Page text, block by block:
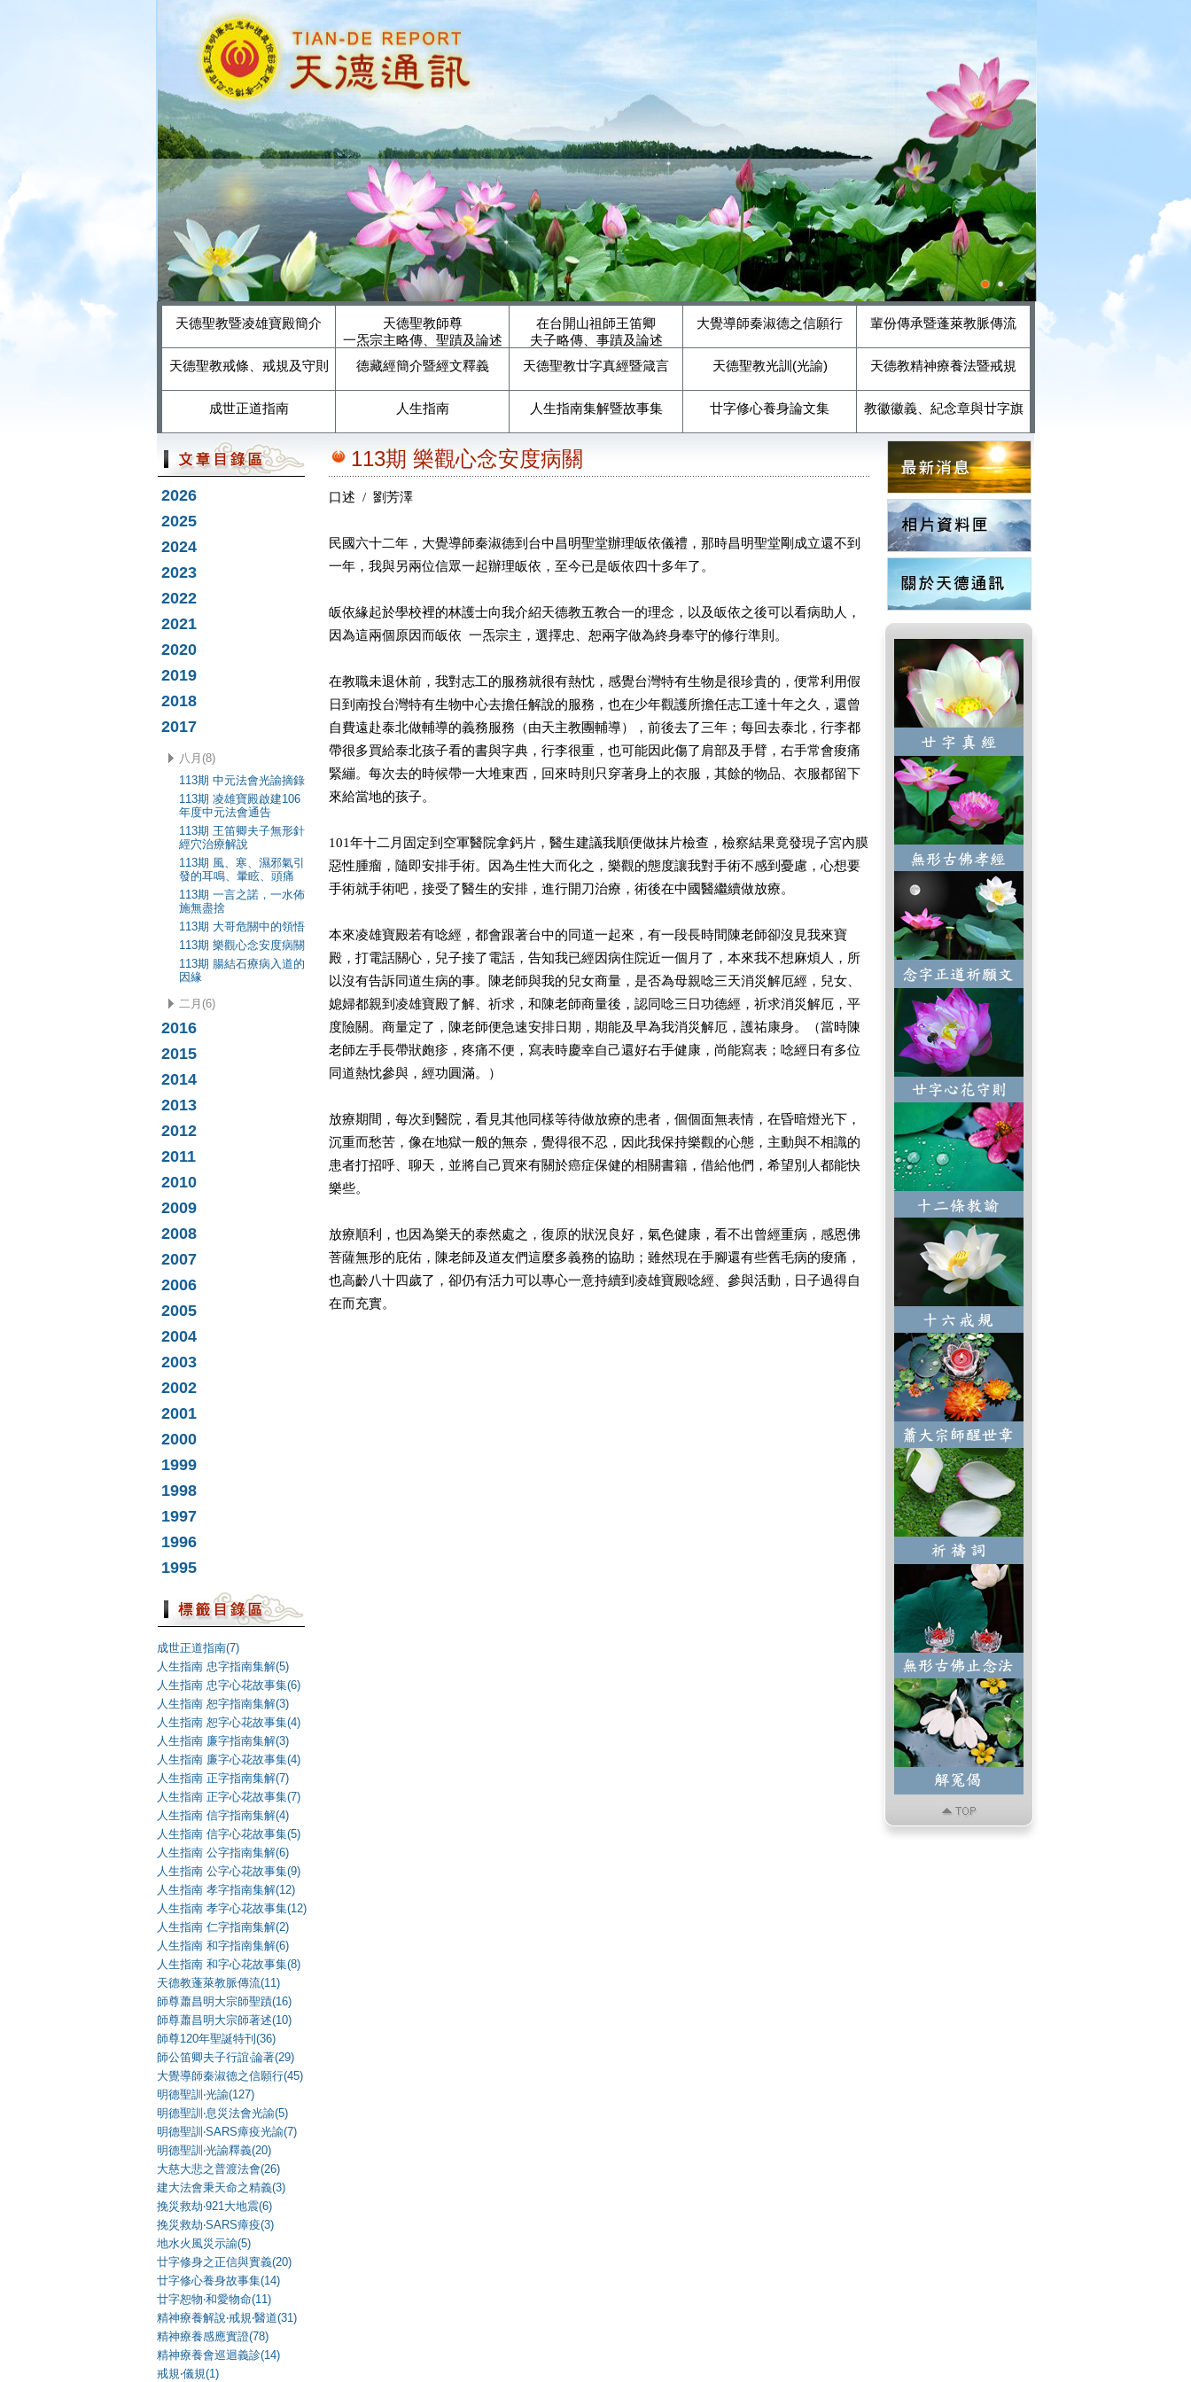
天德聖教暨凌雄寶殿簡介
天德聖教師尊
一炁宗主略傳、聖蹟及論述
在台開山祖師王笛卿
夫子略傳、事蹟及論述
大覺導師秦淑德之信願行 輩份傳承暨蓬萊教脈傳流
天德聖教戒條、戒規及守則 德藏經簡介暨經文釋義 天德聖教廿字真經暨箴言 天德聖教光訓(光諭) 天德教精神療養法暨戒規
成世正道指南 人生指南 人生指南集解暨故事集 廿字修心養身論文集 教徽徽義、紀念章與廿字旗
2026
2025
2024
2023
2022
2021
2020
2019
2018
2017
八月(8)
113期 中元法會光諭摘錄
113期 凌雄寶殿啟建106
年度中元法會通告
113期 王笛卿夫子無形針
經穴治療解說
113期 風、寒、濕邪氣引
發的耳鳴、暈眩、頭痛
113期 一言之諾，一水佈
施無盡捨
113期 大哥危關中的領悟
113期 樂觀心念安度病關
113期 腸結石療病入道的
因緣
二月(6)
2016
2015
2014
2013
2012
2011
2010
2009
2008
2007
2006
2005
2004
2003
2002
2001
2000
1999
1998
1997
1996
1995
成世正道指南(7)
人生指南 忠字指南集解(5)
人生指南 忠字心花故事集(6)
人生指南 恕字指南集解(3)
人生指南 恕字心花故事集(4)
人生指南 廉字指南集解(3)
人生指南 廉字心花故事集(4)
人生指南 正字指南集解(7)
人生指南 正字心花故事集(7)
人生指南 信字指南集解(4)
人生指南 信字心花故事集(5)
人生指南 公字指南集解(6)
人生指南 公字心花故事集(9)
人生指南 孝字指南集解(12)
人生指南 孝字心花故事集(12)
人生指南 仁字指南集解(2)
人生指南 和字指南集解(6)
人生指南 和字心花故事集(8)
天德教蓬萊教脈傳流(11)
師尊蕭昌明大宗師聖蹟(16)
師尊蕭昌明大宗師著述(10)
師尊120年聖誕特刊(36)
師公笛卿夫子行誼‧論著(29)
大覺導師秦淑德之信願行(45)
明德聖訓‧光諭(127)
明德聖訓‧息災法會光諭(5)
明德聖訓‧SARS瘴疫光諭(7)
明德聖訓‧光諭釋義(20)
大慈大悲之普渡法會(26)
建大法會秉天命之精義(3)
挽災救劫‧921大地震(6)
挽災救劫‧SARS瘴疫(3)
地水火風災示諭(5)
廿字修身之正信與實義(20)
廿字修心養身故事集(14)
廿字恕物‧和愛物命(11)
精神療養解說‧戒規‧醫道(31)
精神療養感應實證(78)
精神療養會巡迴義診(14)
戒規‧儀規(1)
113期 樂觀心念安度病關
口述 / 劉芳澤
民國六十二年，大覺導師秦淑德到台中昌明聖堂辦理皈依儀禮，那時昌明聖堂剛成立還不到
一年，我與另兩位信眾一起辦理皈依，至今已是皈依四十多年了。
皈依緣起於學校裡的林護士向我介紹天德教五教合一的理念，以及皈依之後可以看病助人，
因為這兩個原因而皈依 一炁宗主，選擇忠、恕兩字做為終身奉守的修行準則。
在教職未退休前，我對志工的服務就很有熱忱，感覺台灣特有生物是很珍貴的，便常利用假
日到南投台灣特有生物中心去擔任解說的服務，也在少年觀護所擔任志工達十年之久，還曾
自費遠赴泰北做輔導的義務服務（由天主教團輔導），前後去了三年；每回去泰北，行李都
帶很多買給泰北孩子看的書與字典，行李很重，也可能因此傷了肩部及手臂，右手常會痠痛
緊繃。每次去的時候帶一大堆東西，回來時則只穿著身上的衣服，其餘的物品、衣服都留下
來給當地的孩子。
101年十二月固定到空軍醫院拿鈣片，醫生建議我順便做抹片檢查，檢察結果竟發現子宮內膜
惡性腫瘤，隨即安排手術。因為生性大而化之，樂觀的態度讓我對手術不感到憂慮，心想要
手術就手術吧，接受了醫生的安排，進行開刀治療，術後在中國醫繼續做放療。
本來凌雄寶殿若有唸經，都會跟著台中的同道一起來，有一段長時間陳老師卻沒見我來寶
殿，打電話關心，兒子接了電話，告知我已經因病住院近一個月了，本來我不想麻煩人，所
以沒有告訴同道生病的事。陳老師與我的兒女商量，是否為母親唸三天消災解厄經，兒女、
媳婦都親到凌雄寶殿了解、祈求，和陳老師商量後，認同唸三日功德經，祈求消災解厄，平
度險關。商量定了，陳老師便急速安排日期，期能及早為我消災解厄，護祐康身。（當時陳
老師左手長帶狀皰疹，疼痛不便，寫表時慶幸自己還好右手健康，尚能寫表；唸經日有多位
同道熱忱參與，經功圓滿。）
放療期間，每次到醫院，看見其他同樣等待做放療的患者，個個面無表情，在昏暗燈光下，
沉重而愁苦，像在地獄一般的無奈，覺得很不忍，因此我保持樂觀的心態，主動與不相識的
患者打招呼、聊天，並將自己買來有關於癌症保健的相關書籍，借給他們，希望別人都能快
樂些。
放療順利，也因為樂天的泰然處之，復原的狀況良好，氣色健康，看不出曾經重病，感恩佛
菩薩無形的庇佑，陳老師及道友們這麼多義務的協助；雖然現在手腳還有些舊毛病的痠痛，
也高齡八十四歲了，卻仍有活力可以專心一意持續到凌雄寶殿唸經、參與活動，日子過得自
在而充實。